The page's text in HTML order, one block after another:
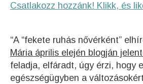
Csatlakozz hozzánk! Klikk, és
“A “fekete ruhás nővérként”
Mária április elején blogján
feladja, elfáradt, úgy érzi, hogy
egészségügyben a